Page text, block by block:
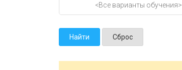
<Все варианты обучения>
Найти Сброс